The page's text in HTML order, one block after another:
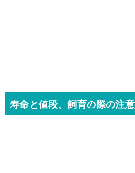
寿命と値段、飼育の際の注意